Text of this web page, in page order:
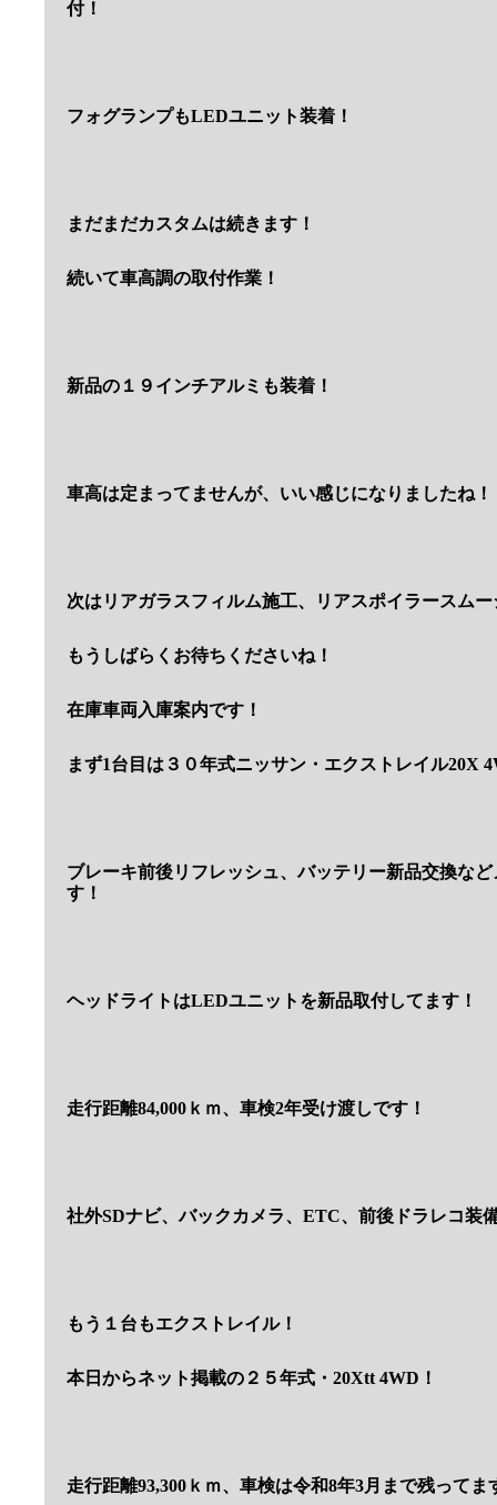
付！
フォグランプもLEDユニット装着！
まだまだカスタムは続きます！
続いて車高調の取付作業！
新品の１９インチアルミも装着！
車高は定まってませんが、いい感じになりましたね！
次はリアガラスフィルム施工、リアスポイラースム
もうしばらくお待ちくださいね！
在庫車両入庫案内です！
まず1台目は３０年式ニッサン・エクストレイル20X
ブレーキ前後リフレッシュ、バッテリー新品交換な
す！
ヘッドライトはLEDユニットを新品取付してます！
走行距離84,000ｋｍ、車検2年受け渡しです！
社外SDナビ、バックカメラ、ETC、前後ドラレコ装
もう１台もエクストレイル！
本日からネット掲載の２５年式・20Xtt 4WD！
走行距離93,300ｋｍ、車検は令和8年3月まで残ってま